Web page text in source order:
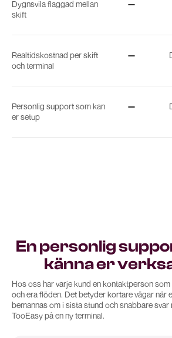
Dygnsvila flaggad mellan
skift
—
Realtidskostnad per skift
och terminal
—
Personlig support som kan
er setup
—
En personlig
känna er
Hos oss har varje kund en kontaktperson som
och era flöden. Det betyder kortare vägar när
bemannas om i sista stund och snabbare svar
TooEasy på en ny terminal.